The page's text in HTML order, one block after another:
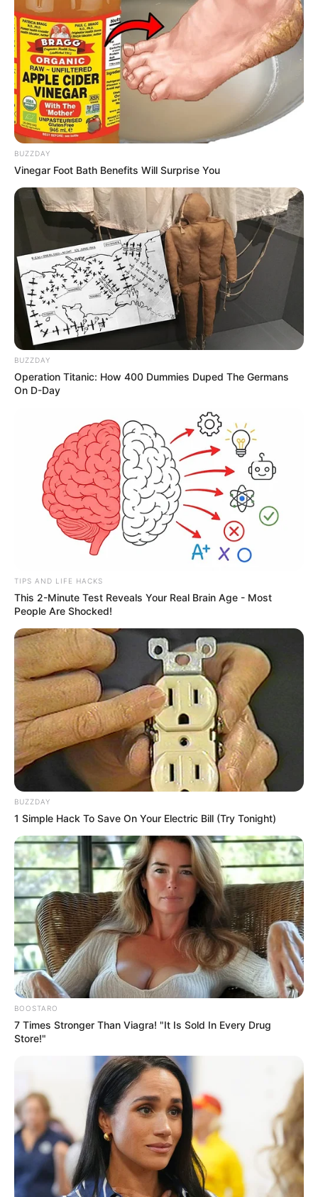
BUZZDAY
Vinegar Foot Bath Benefits Will Surprise You
BUZZDAY
Operation Titanic: How 400 Dummies Duped The Germans
On D-Day
TIPS AND LIFE HACKS
This 2-Minute Test Reveals Your Real Brain Age - Most
People Are Shocked!
BUZZDAY
1 Simple Hack To Save On Your Electric Bill (Try Tonight)
BOOSTARO
7 Times Stronger Than Viagra! "It Is Sold In Every Drug
Store!"